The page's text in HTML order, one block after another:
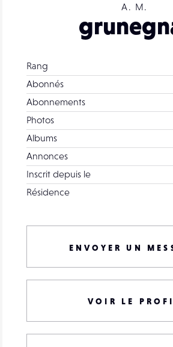
A. M.
Rang
Abonnés
Abonnements
Photos
Albums
Annonces
Inscrit depuis le
Résidence
ENVOYER UN
VOIR LE